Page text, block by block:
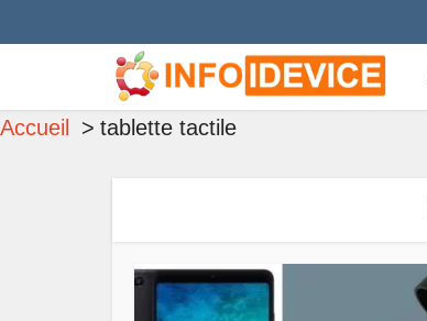
Accueil tablette tactile